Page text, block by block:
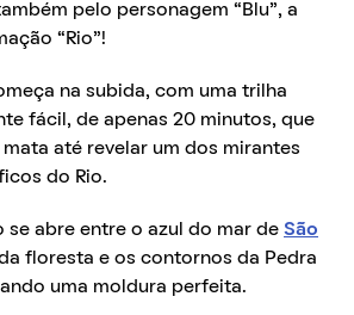
pelo personagem “Blu”, a
“Rio”!
na subida, com uma trilha
fácil, de apenas 20 minutos, que
até revelar um dos mirantes
do Rio.
se abre entre o azul do mar de São
floresta e os contornos da Pedra
uma moldura perfeita.